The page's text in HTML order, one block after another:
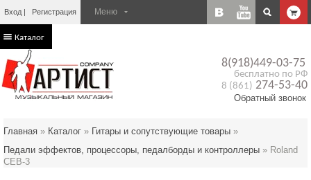
Вход Регистрация
8(918)449-03-75
бесплатно по РФ
8 (861) 274-53-40
Обратный звонок
Каталог
Главная » Каталог » Гитары и сопутствующие товары »
Педали эффектов, процессоры, педалборды и контроллеры » Roland
CEB-3